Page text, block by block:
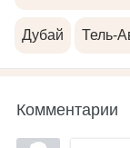
Дубай Тель-
Комментарии